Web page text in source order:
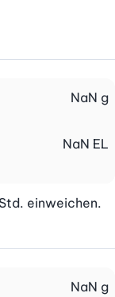
NaN g
NaN EL
einweichen.
NaN g